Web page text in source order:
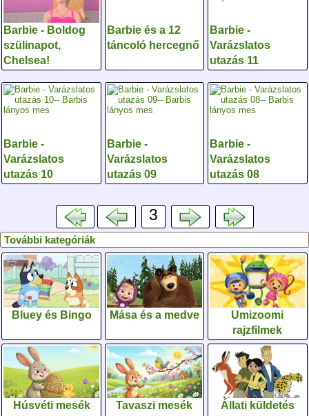
Barbie - Boldog
szülinapot,
Chelsea!
Barbie és a 12
táncoló hercegnő
Barbie -
Varázslatos
utazás 11
Barbie -
Varázslatos
utazás 10
Barbie -
Varázslatos
utazás 09
Barbie -
Varázslatos
utazás 08
3
További kategóriák
Bluey és Bingo Mása és a medve
Umizoomi
rajzfilmek
Húsvéti mesék Tavaszi mesék Állati küldetés